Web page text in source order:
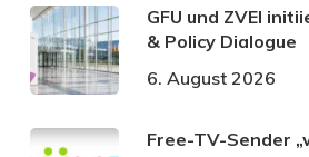
GFU und ZVEI
& Policy Dialogue
6. August 2026
Free-TV-Sender